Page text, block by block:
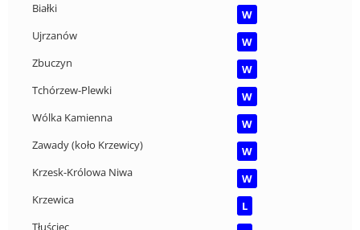
Białki
W
Ujrzanów
W
Zbuczyn
W
Tchórzew-Plewki
W
Wólka Kamienna
W
Zawady (koło Krzewicy)
W
Krzesk-Królowa Niwa
W
Krzewica
L
Tłuściec